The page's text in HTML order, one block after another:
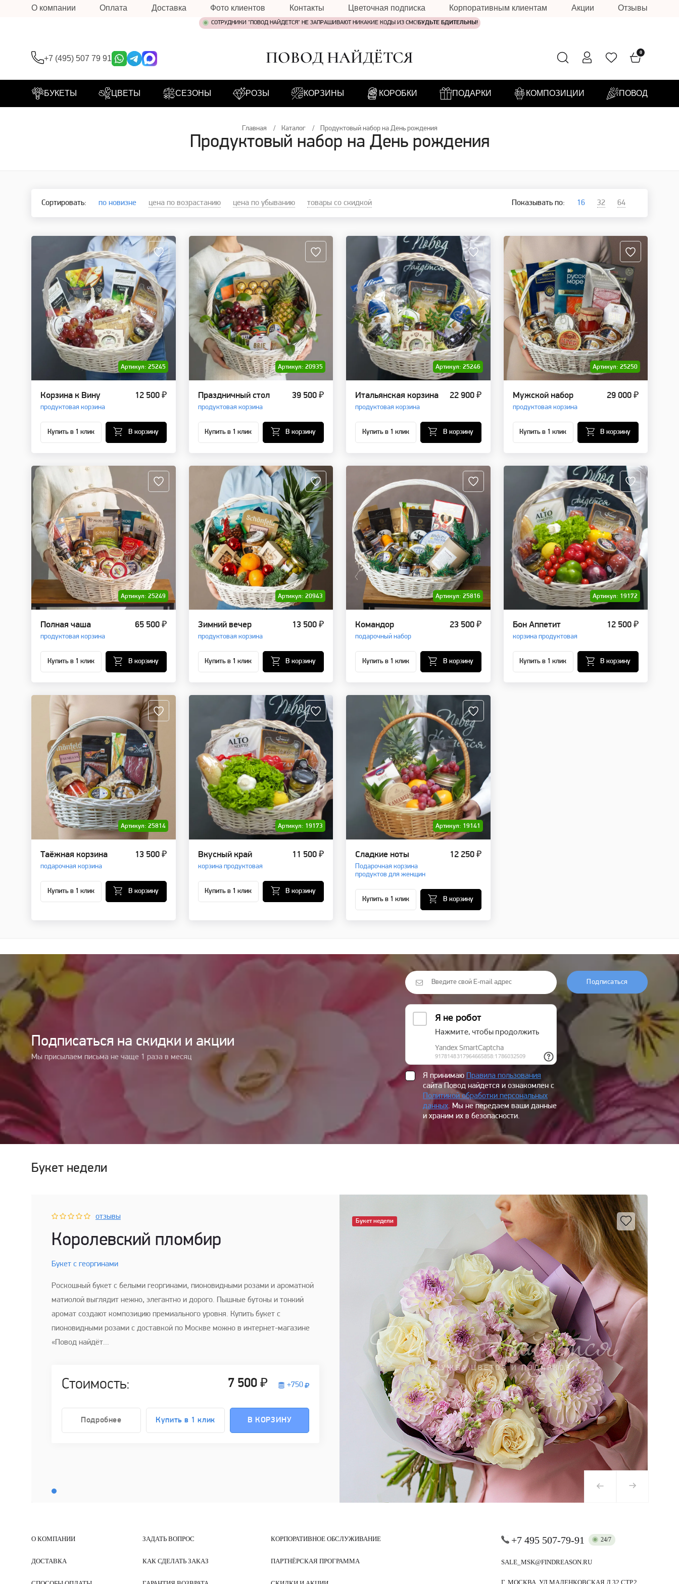
О компании Оплата Доставка Фото клиентов Контакты Цветочная подписка Корпоративным клиентам Акции Отзывы
СОТРУДНИКИ "ПОВОД НАЙДЕТСЯ" НЕ ЗАПРАШИВАЮТ НИКАКИЕ КОДЫ ИЗ СМС! БУДЬТЕ БДИТЕЛЬНЫ!
+7 (495) 507 79 91 ПОВОД НАЙДЁТСЯ 0
БУКЕТЫ ЦВЕТЫ СЕЗОНЫ РОЗЫ КОРЗИНЫ КОРОБКИ ПОДАРКИ КОМПОЗИЦИИ ПОВОД
Главная Каталог Продуктовый набор на День рождения
Продуктовый набор на День рождения
Сортировать: по новизне цена по возрастанию цена по убыванию товары со скидкой Показывать по: 16 32 64
Артикул: 25245
Корзина к Вину
продуктовая корзина
12 500 ₽
Купить в 1 клик В корзину
Артикул: 20935
Праздничный стол
продуктовая корзина
39 500 ₽
Купить в 1 клик В корзину
Артикул: 25246
Итальянская корзина
продуктовая корзина
22 900 ₽
Купить в 1 клик В корзину
Артикул: 25250
Мужской набор
продуктовая корзина
29 000 ₽
Купить в 1 клик В корзину
Артикул: 25249
Полная чаша
продуктовая корзина
65 500 ₽
Купить в 1 клик В корзину
Артикул: 20943
Зимний вечер
продуктовая корзина
13 500 ₽
Купить в 1 клик В корзину
Артикул: 25816
Командор
подарочный набор
23 500 ₽
Купить в 1 клик В корзину
Артикул: 19172
Бон Аппетит
корзина продуктовая
12 500 ₽
Купить в 1 клик В корзину
Артикул: 25814
Таёжная корзина
подарочная корзина
13 500 ₽
Купить в 1 клик В корзину
Артикул: 19173
Вкусный край
корзина продуктовая
11 500 ₽
Купить в 1 клик В корзину
Артикул: 19141
Сладкие ноты
Подарочная корзина
продуктов для женщин
12 250 ₽
Купить в 1 клик В корзину
Подписаться на cкидки и акции
Мы присылаем письма не чаще 1 раза в месяц
Я принимаю Правила пользования
сайта Повод найдется и ознакомлен с
Политикой обработки персональных
данных. Мы не передаем ваши данные
и храним их в безопасности.
Подписаться
Букет недели
отзывы
Королевский пломбир
Букет с георгинами
Роскошный букет с белыми георгинами, пионовидными розами и ароматной
матиолой выглядит нежно, элегантно и дорого. Пышные бутоны и тонкий
аромат создают композицию премиального уровня. Купить букет с
пионовидными розами с доставкой по Москве можно в интернет-магазине
«Повод найдёт...
Стоимость: 7 500 ₽ +750
Подробнее Купить в 1 клик В КОРЗИНУ
Букет недели
О КОМПАНИИ
ДОСТАВКА
ЗАДАТЬ ВОПРОС
КАК СДЕЛАТЬ ЗАКАЗ
КОРПОРАТИВНОЕ ОБСЛУЖИВАНИЕ
ПАРТНЁРСКАЯ ПРОГРАММА
+7 495 507-79-91 24/7
SALE_MSK@FINDREASON.RU
Г. МОСКВА, УЛ.МАЛЕНКОВСКАЯ Д.32 СТР.2